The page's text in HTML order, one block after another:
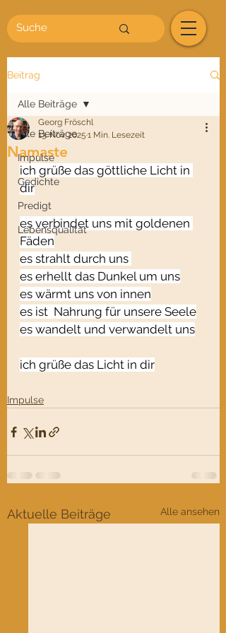
Beitrag
Alle Beiträge
Impulse
Gedichte
Predigt
Lebensqualität
Alle Beiträge
Namaste
Georg Fröschl
13. Nov. 2025 1 Min. Lesezeit
ich grüße das göttliche Licht in
dir
es verbindet uns mit goldenen
Fäden
es strahlt durch uns
es erhellt das Dunkel um uns
es wärmt uns von innen
es ist  Nahrung für unsere Seele
es wandelt und verwandelt uns
ich grüße das Licht in dir
Impulse
Aktuelle Beiträge Alle ansehen